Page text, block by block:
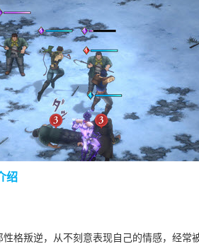
绍
格叛逆，从不刻意表现自己的情感，经常